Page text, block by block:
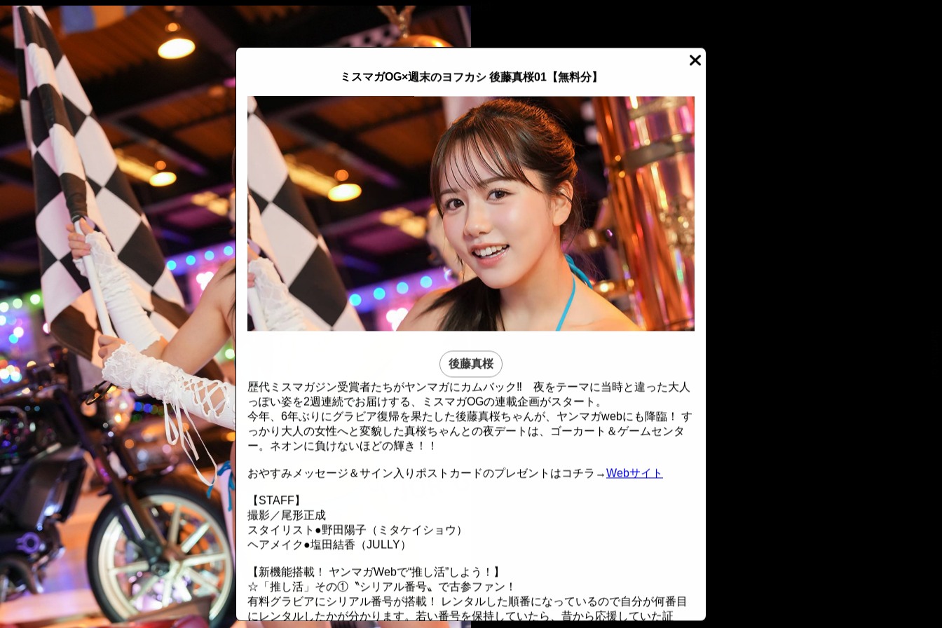
ミスマガOG×週末のヨフカシ 後藤真桜01【無料分】
後藤真桜
歴代ミスマガジン受賞者たちがヤンマガにカムバック‼︎ 夜をテーマに当時と違った大人
っぽい姿を2週連続でお届けする、ミスマガOGの連載企画がスタート。
今年、6年ぶりにグラビア復帰を果たした後藤真桜ちゃんが、ヤンマガwebにも降臨！ す
っかり大人の女性へと変貌した真桜ちゃんとの夜デートは、ゴーカート＆ゲームセンタ
ー。ネオンに負けないほどの輝き！！
おやすみメッセージ＆サイン入りポストカードのプレゼントはコチラ→Webサイト
【STAFF】
撮影／尾形正成
スタイリスト●野田陽子（ミタケイショウ）
ヘアメイク●塩田結香（JULLY）
【新機能搭載！ ヤンマガWebで“推し活”しよう！】
☆「推し活」その①〝シリアル番号〟で古参ファン！
有料グラビアにシリアル番号が搭載！ レンタルした順番になっているので自分が何番目
にレンタルしたかが分かります。若い番号を保持していたら、昔から応援していた証
::fzkqzrz.oi
::fzkqzrz.oi